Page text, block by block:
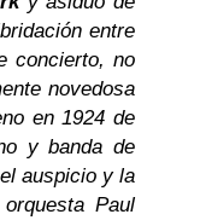
entre
concierto, no
novedosa
en 1924 de
y banda de
auspicio y la
Paul